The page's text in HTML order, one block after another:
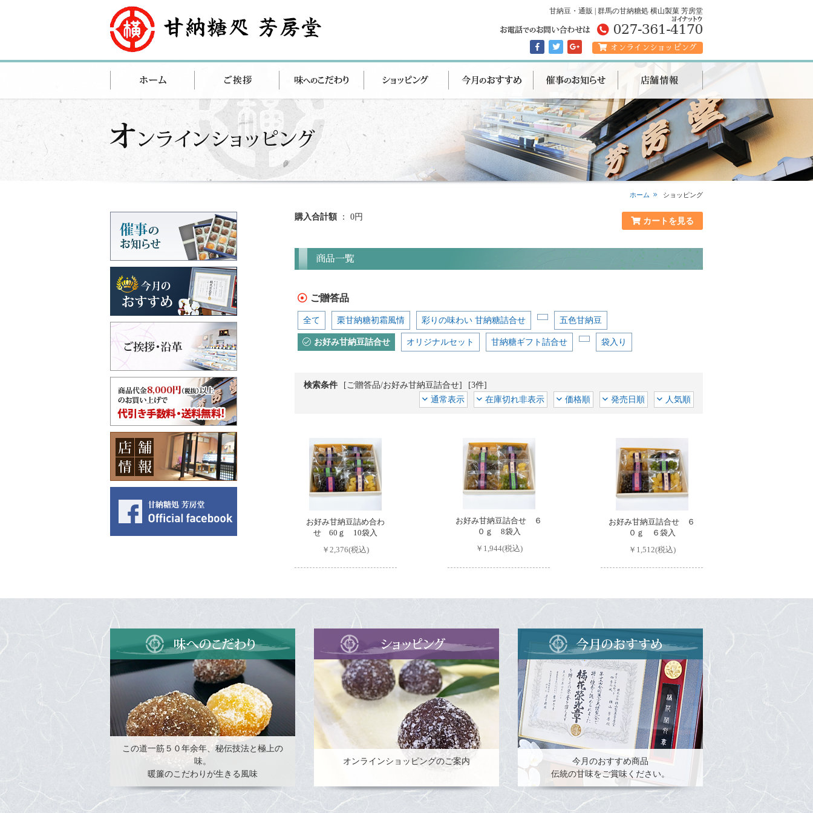
甘納豆・通販 | 群馬の甘納糖処 横山製菓 芳房堂
オンラインショッピング
ホーム ショッピング
購入合計額 ： 0円
商品一覧
ご贈答品
全て 栗甘納糖初霜風情 彩りの味わい 甘納糖詰合せ 五色甘納豆
お好み甘納豆詰合せ オリジナルセット 甘納糖ギフト詰合せ 袋入り
検索条件 [ご贈答品/お好み甘納豆詰合せ]
[3件]
通常表示
在庫切れ非表示 価格順 発売日順 人気順
お好み甘納豆詰め合わ
せ 60ｇ 10袋入
￥2,376(税込)
お好み甘納豆詰合せ ６
０ｇ 8袋入
￥1,944(税込)
お好み甘納豆詰合せ ６
０ｇ ６袋入
￥1,512(税込)
この道一筋５０年余年、秘伝技法と極上の
味。
暖簾のこだわりが生きる風味
今月のおすすめ商品
伝統の甘味をご賞味ください。
オンラインショッピングのご案内